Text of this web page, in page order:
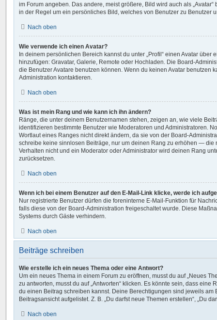
im Forum angeben. Das andere, meist größere, Bild wird auch als
in der Regel um ein persönliches Bild, welches von Benutzer zu Benutzer
Nach oben
Wie verwende ich einen Avatar?
In deinem persönlichen Bereich kannst du unter „Profil“ einen Avatar über
hinzufügen: Gravatar, Galerie, Remote oder Hochladen. Die Board-
die Benutzer Avatare benutzen können. Wenn du keinen Avatar benutzen
Administration kontaktieren.
Nach oben
Was ist mein Rang und wie kann ich ihn ändern?
Ränge, die unter deinem Benutzernamen stehen, zeigen an, wie viele
identifizieren bestimmte Benutzer wie Moderatoren und Administratoren.
Wortlaut eines Ranges nicht direkt ändern, da sie von der Board-
schreibe keine sinnlosen Beiträge, nur um deinen Rang zu erhöhen — die
Verhalten nicht und ein Moderator oder Administrator wird deinen Rang
zurücksetzen.
Nach oben
Wenn ich bei einem Benutzer auf den E-Mail-Link klicke, werde ich
Nur registrierte Benutzer dürfen die foreninterne E-Mail-Funktion für
falls diese von der Board-Administration freigeschaltet wurde. Diese
Systems durch Gäste verhindern.
Nach oben
Beiträge schreiben
Wie erstelle ich ein neues Thema oder eine Antwort?
Um ein neues Thema in einem Forum zu eröffnen, musst du auf „Neues
zu antworten, musst du auf „Antworten“ klicken. Es könnte sein, dass eine
du einen Beitrag schreiben kannst. Deine Berechtigungen sind jeweils am
Beitragsansicht aufgelistet. Z. B. „Du darfst neue Themen erstellen“, „Du
Nach oben